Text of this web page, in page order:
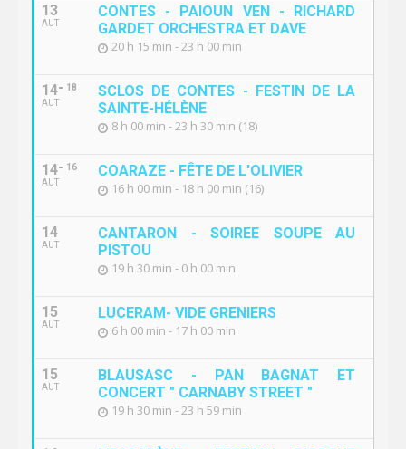
13
AUT
CONTES - PAIOUN VEN - RICHARD
GARDET ORCHESTRA ET DAVE
20 h 15 min - 23 h 00 min
14
AUT
18
SCLOS DE CONTES - FESTIN DE LA
SAINTE-HÉLÈNE
8 h 00 min - 23 h 30 min (18)
14
AUT
16 COARAZE - FÊTE DE L'OLIVIER
16 h 00 min - 18 h 00 min (16)
14
AUT
CANTARON - SOIREE SOUPE AU
PISTOU
19 h 30 min - 0 h 00 min
15
AUT
LUCERAM- VIDE GRENIERS
6 h 00 min - 17 h 00 min
15
AUT
BLAUSASC - PAN BAGNAT ET
CONCERT " CARNABY STREET "
19 h 30 min - 23 h 59 min